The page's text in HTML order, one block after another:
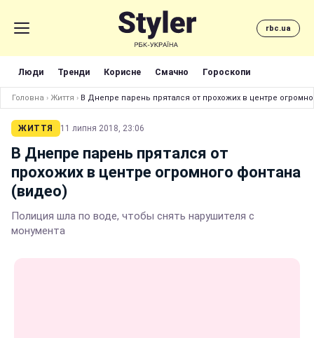
rbc.ua
Люди Тренди Корисне Смачно Гороскопи
Головна › Життя › В Днепре парень прятался от прохожих в центре
ЖИТТЯ 11 липня 2018, 23:06
В Днепре парень прятался от
прохожих в центре огромного фонтана
(видео)
Полиция шла по воде, чтобы снять нарушителя с
монумента